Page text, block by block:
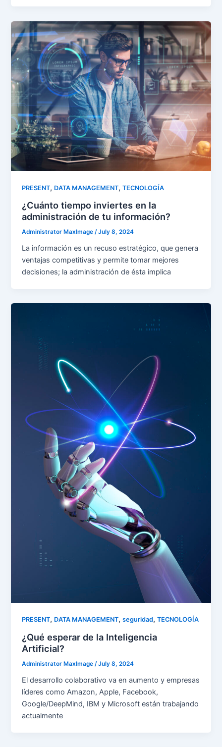
PRESENT, DATA MANAGEMENT,TECNOLOGÍA
¿Cuánto tiempo inviertes en la
administración de tu información?
Administrator MaxImage/July 8, 2024
La información es un recuso estratégico, que genera
ventajas competitivas y permite tomar mejores
decisiones; la administración de ésta implica
PRESENT, DATA MANAGEMENT,seguridad,TECNOLOGÍA
¿Qué esperar de la Inteligencia
Artificial?
Administrator MaxImage/July 8, 2024
El desarrollo colaborativo va en aumento y empresas
líderes como Amazon, Apple, Facebook,
Google/DeepMind, IBM y Microsoft están trabajando
actualmente